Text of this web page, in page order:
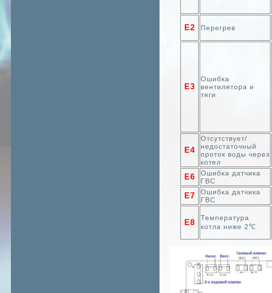
Е2 Перегрев
Е3
Ошибка
вентилятора и
тяги
Е4
Отсутствует/
недостаточный
проток воды через
котел
Е6
Ошибка датчика
ГВС
Е7
Ошибка датчика
ГВС
Е8
Температура
котла ниже 2℃